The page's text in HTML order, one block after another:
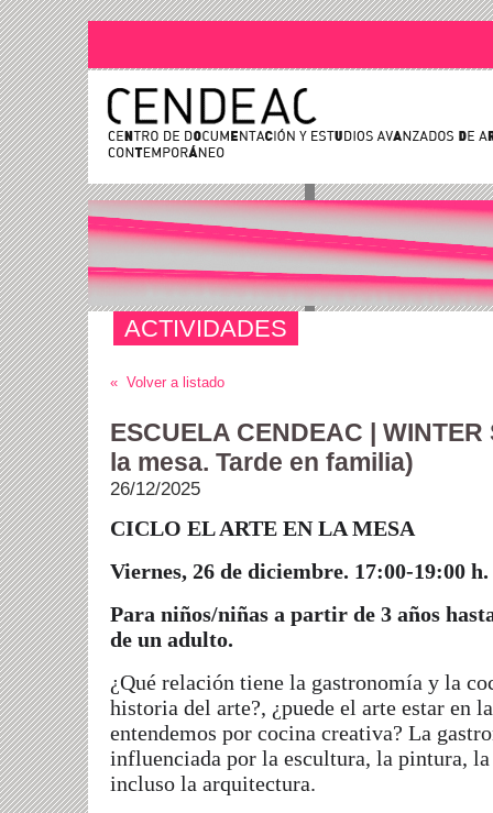
ACTIVIDADES
« Volver a listado
ESCUELA CENDEAC |
la mesa. Tarde en familia)
26/12/2025
CICLO EL ARTE EN LA MESA
Viernes, 26 de diciembre. 17:00-19:00 h.
Para niños/niñas a partir de 3 años
de un adulto.
¿Qué relación tiene la gastronomía y la
historia del arte?, ¿puede el arte estar en
entendemos por cocina creativa? La
influenciada por la escultura, la pintura,
incluso la arquitectura.